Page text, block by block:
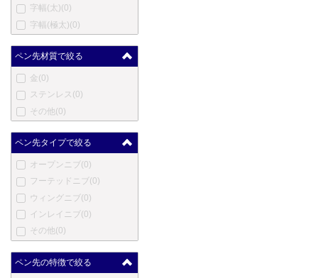
伊東屋(0)
ジャン・ピエール・レピー
ヨルグ・イゼック
カンガルー
カヴェコ
(0)
コウコウボウ
クローネ(0)
ラレックス(0)
ラピタ(0)
マービートッド(0)
マスター(0)
メントモア(0)
字幅(太)(0)
字幅(極太)(0)
ペン先材質で絞る
金(0)
ステンレス (0)
その他(0)
ペン先タイプで絞る
オープンニブ(0)
フーテッドニブ(0)
ウィングニブ(0)
インレイニブ(0)
その他(0)
ペン先の特徴で絞る